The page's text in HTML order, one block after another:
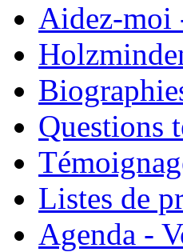
Aidez-moi
Questions
Listes de
Agenda -